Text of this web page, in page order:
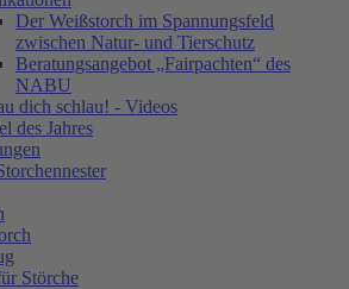
Der Weißstorch im Spannungsfeld
zwischen Natur- und Tierschutz
Beratungsangebot „Fairpachten“ des
NABU
dich schlau! - Videos
des Jahres
Störche